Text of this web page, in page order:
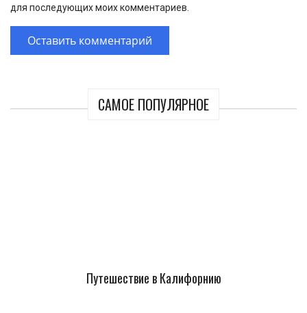
САМОЕ ПОПУЛЯРНОЕ
Путешествие в Калифорнию
для последующих моих комментариев.